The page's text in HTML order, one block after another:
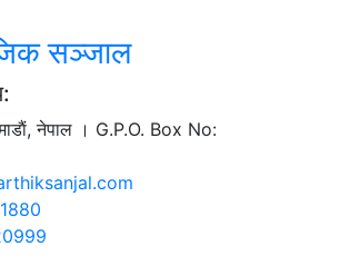
सञ्जाल
नेपाल । G.P.O. Box No: